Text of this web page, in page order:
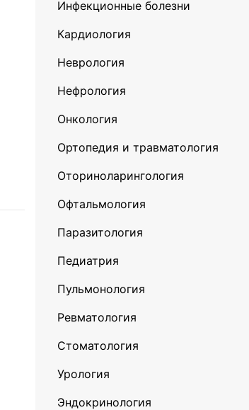
Инфекционные болезни
Кардиология
Неврология
Нефрология
Онкология
Ортопедия и травматология
Оториноларингология
Офтальмология
Паразитология
Педиатрия
Пульмонология
Ревматология
Стоматология
Урология
Эндокринология